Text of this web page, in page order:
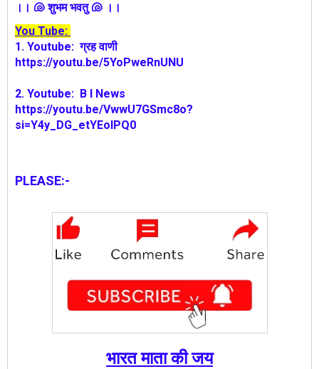
।। 🐚 शुभम भवतु 🐚 ।।
You Tube:
1. Youtube:ग्रह वाणी
https://youtu.be/5YoPweRnUNU
2. Youtube: B I News
https://youtu.be/VwwU7GSmc8o?
si=Y4y_DG_etYEolPQ0
PLEASE:-
भारत माता की जय